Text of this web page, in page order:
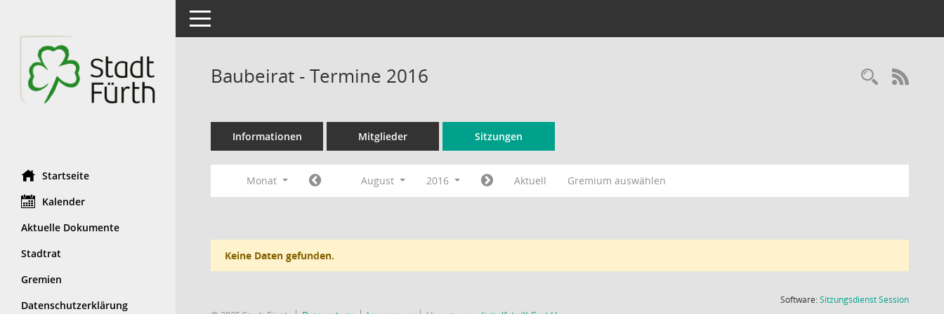
Startseite
Kalender
Aktuelle Dokumente
Stadtrat
Gremien
Datenschutzerklärung
Toggle navigation
Baubeirat - Termine 2016
Informationen Mitglieder Sitzungen
Monat August 2016 Aktuell Gremium auswählen
Keine Daten gefunden.
Software:SitzungsdienstSession(Wird in